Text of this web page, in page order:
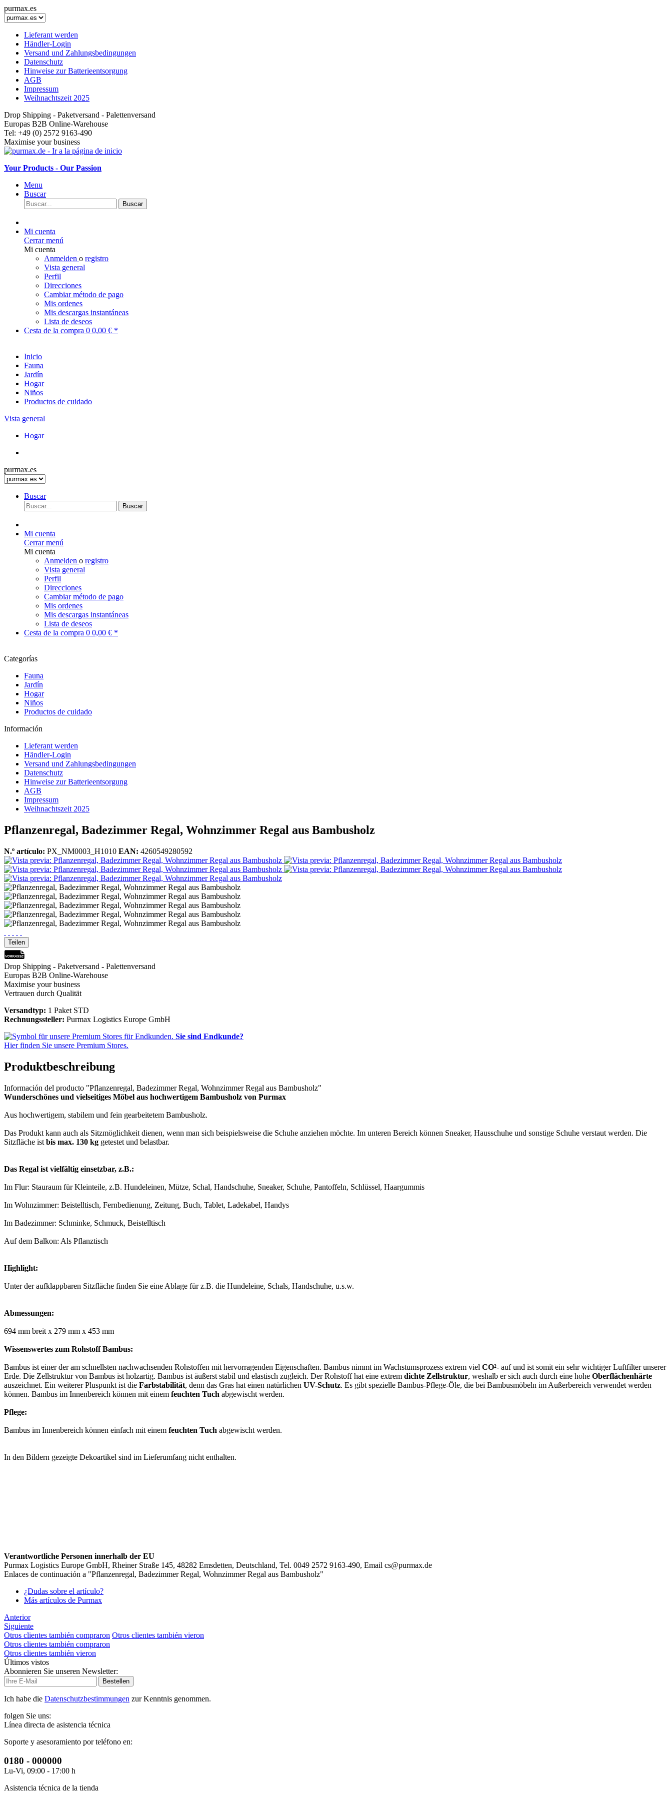
purmax.es
Lieferant werden
Händler-Login
Versand und Zahlungsbedingungen
Datenschutz
Hinweise zur Batterieentsorgung
AGB
Impressum
Weihnachtszeit 2025
Drop Shipping - Paketversand - Palettenversand
Europas B2B Online-Warehouse
Tel: +49 (0) 2572 9163-490
Maximise your business
Your Products - Our Passion
Menu
Buscar
Buscar
Mi cuenta
Cerrar menú
Mi cuenta
Anmelden o registro
Vista general
Perfil
Direcciones
Cambiar método de pago
Mis ordenes
Mis descargas instantáneas
Lista de deseos
Cesta de la compra 0 0,00 € *
Inicio
Fauna
Jardín
Hogar
Niños
Productos de cuidado
Vista general
Hogar
purmax.es
Buscar
Buscar
Mi cuenta
Cerrar menú
Mi cuenta
Anmelden o registro
Vista general
Perfil
Direcciones
Cambiar método de pago
Mis ordenes
Mis descargas instantáneas
Lista de deseos
Cesta de la compra 0 0,00 € *
Categorías
Fauna
Jardín
Hogar
Niños
Productos de cuidado
Información
Lieferant werden
Händler-Login
Versand und Zahlungsbedingungen
Datenschutz
Hinweise zur Batterieentsorgung
AGB
Impressum
Weihnachtszeit 2025
Pflanzenregal, Badezimmer Regal, Wohnzimmer Regal aus Bambusholz
N.º artículo: PX_NM0003_H1010 EAN: 4260549280592
Teilen
Drop Shipping - Paketversand - Palettenversand
Europas B2B Online-Warehouse
Maximise your business
Vertrauen durch Qualität
Versandtyp: 1 Paket STD
Rechnungssteller: Purmax Logistics Europe GmbH
Sie sind Endkunde?
Hier finden Sie unsere Premium Stores.
Produktbeschreibung
Información del producto "Pflanzenregal, Badezimmer Regal, Wohnzimmer Regal aus Bambusholz"
Wunderschönes und vielseitiges Möbel aus hochwertigem Bambusholz von Purmax
Aus hochwertigem, stabilem und fein gearbeitetem Bambusholz.
Das Produkt kann auch als Sitzmöglichkeit dienen, wenn man sich beispielsweise die Schuhe anziehen möchte. Im unteren Bereich können Sneaker, Hausschuhe und sonstige Schuhe verstaut werden. Die
Sitzfläche ist bis max. 130 kg getestet und belastbar.
Das Regal ist vielfältig einsetzbar, z.B.:
Im Flur: Stauraum für Kleinteile, z.B. Hundeleinen, Mütze, Schal, Handschuhe, Sneaker, Schuhe, Pantoffeln, Schlüssel, Haargummis
Im Wohnzimmer: Beistelltisch, Fernbedienung, Zeitung, Buch, Tablet, Ladekabel, Handys
Im Badezimmer: Schminke, Schmuck, Beistelltisch
Auf dem Balkon: Als Pflanztisch
Highlight:
Unter der aufklappbaren Sitzfläche finden Sie eine Ablage für z.B. die Hundeleine, Schals, Handschuhe, u.s.w.
Abmessungen:
694 mm breit x 279 mm x 453 mm
Wissenswertes zum Rohstoff Bambus:
Bambus ist einer der am schnellsten nachwachsenden Rohstoffen mit hervorragenden Eigenschaften. Bambus nimmt im Wachstumsprozess extrem viel CO²- auf und ist somit ein sehr wichtiger Luftfilter unserer
Erde. Die Zellstruktur von Bambus ist holzartig. Bambus ist äußerst stabil und elastisch zugleich. Der Rohstoff hat eine extrem dichte Zellstruktur, weshalb er sich auch durch eine hohe Oberflächenhärte
auszeichnet. Ein weiterer Pluspunkt ist die Farbstabilität, denn das Gras hat einen natürlichen UV-Schutz. Es gibt spezielle Bambus-Pflege-Öle, die bei Bambusmöbeln im Außerbereich verwendet werden
können. Bambus im Innenbereich können mit einem feuchten Tuch abgewischt werden.
Pflege:
Bambus im Innenbereich können einfach mit einem feuchten Tuch abgewischt werden.
In den Bildern gezeigte Dekoartikel sind im Lieferumfang nicht enthalten.
Verantwortliche Personen innerhalb der EU
Purmax Logistics Europe GmbH, Rheiner Straße 145, 48282 Emsdetten, Deutschland, Tel. 0049 2572 9163-490, Email cs@purmax.de
Enlaces de continuación a "Pflanzenregal, Badezimmer Regal, Wohnzimmer Regal aus Bambusholz"
¿Dudas sobre el artículo?
Más artículos de Purmax
Anterior
Siguiente
Otros clientes también compraron Otros clientes también vieron
Otros clientes también compraron
Otros clientes también vieron
Últimos vistos
Abonnieren Sie unseren Newsletter:
Bestellen
Ich habe die Datenschutzbestimmungen zur Kenntnis genommen.
folgen Sie uns:
Línea directa de asistencia técnica
Soporte y asesoramiento por teléfono en:
0180 - 000000
Lu-Vi, 09:00 - 17:00 h
Asistencia técnica de la tienda